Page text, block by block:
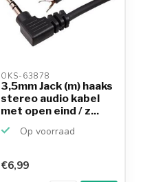
OKS-63878
3,5mm Jack (m) haaks
stereo audio kabel
met open eind / z...
Op voorraad
€6,99